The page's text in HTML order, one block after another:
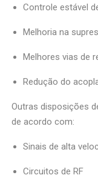
Controle estável
Melhoria na
Melhores vias de
Redução do
Outras disposições
de acordo com:
Sinais de alta
Circuitos de RF